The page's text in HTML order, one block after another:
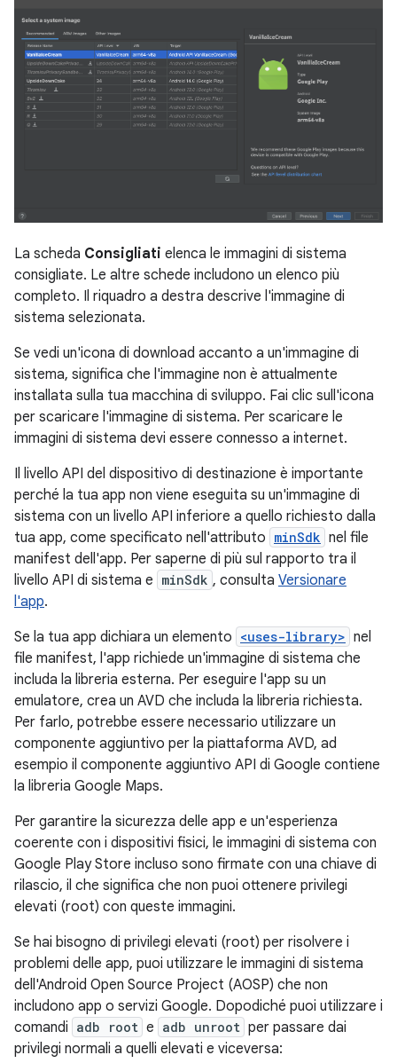
La scheda Consigliati elenca le immagini di sistema
consigliate. Le altre schede includono un elenco più
completo. Il riquadro a destra descrive l'immagine di
sistema selezionata.
Se vedi un'icona di download accanto a un'immagine di
sistema, significa che l'immagine non è attualmente
installata sulla tua macchina di sviluppo. Fai clic sull'icona
per scaricare l'immagine di sistema. Per scaricare le
immagini di sistema devi essere connesso a internet.
Il livello API del dispositivo di destinazione è importante
perché la tua app non viene eseguita su un'immagine di
sistema con un livello API inferiore a quello richiesto dalla
tua app, come specificato nell'attributo minSdk nel file
manifest dell'app. Per saperne di più sul rapporto tra il
livello API di sistema e minSdk , consulta Versionare
l'app.
Se la tua app dichiara un elemento <uses-library> nel
file manifest, l'app richiede un'immagine di sistema che
includa la libreria esterna. Per eseguire l'app su un
emulatore, crea un AVD che includa la libreria richiesta.
Per farlo, potrebbe essere necessario utilizzare un
componente aggiuntivo per la piattaforma AVD, ad
esempio il componente aggiuntivo API di Google contiene
la libreria Google Maps.
Per garantire la sicurezza delle app e un'esperienza
coerente con i dispositivi fisici, le immagini di sistema con
Google Play Store incluso sono firmate con una chiave di
rilascio, il che significa che non puoi ottenere privilegi
elevati (root) con queste immagini.
Se hai bisogno di privilegi elevati (root) per risolvere i
problemi delle app, puoi utilizzare le immagini di sistema
dell'Android Open Source Project (AOSP) che non
includono app o servizi Google. Dopodiché puoi utilizzare i
comandi adb root e adb unroot per passare dai
privilegi normali a quelli elevati e viceversa: